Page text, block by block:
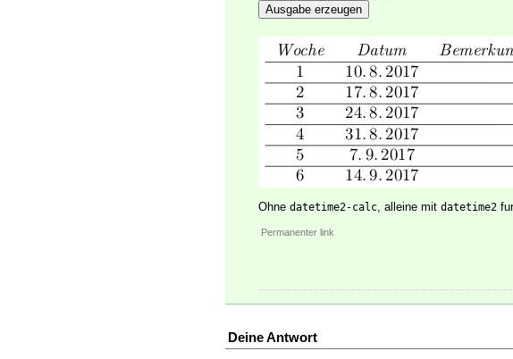
Ausgabe erzeugen
Ohne datetime2-calc, alleine mit datetime2
Permanenter link
Deine Antwort